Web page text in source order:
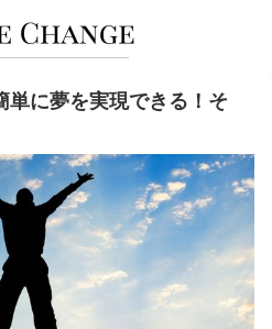
単に夢を実現できる！そ